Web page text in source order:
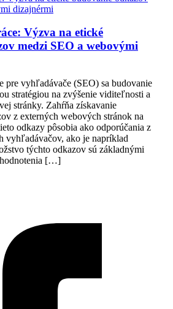
Výzva na etické
medzi SEO a webovými
pre vyhľadávače (SEO) sa budovanie
stratégiou na zvýšenie viditeľnosti a
stránky. Zahŕňa získavanie
z externých webových stránok na
odkazy pôsobia ako odporúčania z
vyhľadávačov, ako je napríklad
týchto odkazov sú základnými
[…]